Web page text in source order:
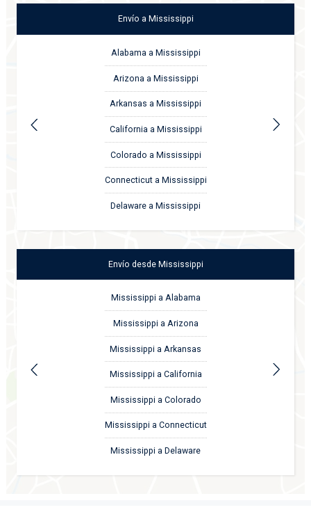
Envío a Mississippi
Alabama a Mississippi
Arizona a Mississippi
Arkansas a Mississippi
California a Mississippi
Colorado a Mississippi
Connecticut a Mississippi
Delaware a Mississippi
Envío desde Mississippi
Mississippi a Alabama
Mississippi a Arizona
Mississippi a Arkansas
Mississippi a California
Mississippi a Colorado
Mississippi a Connecticut
Mississippi a Delaware